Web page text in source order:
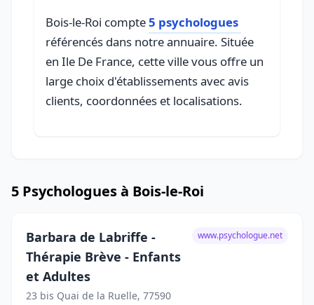
Bois-le-Roi compte5 psychologues
référencés dans notre annuaire. Située
en Ile De France, cette ville vous offre un
large choix d'établissements avec avis
clients, coordonnées et localisations.
5 Psychologues à Bois-le-Roi
Barbara de Labriffe -
Thérapie Brève - Enfants
et Adultes
23 bis Quai de la Ruelle, 77590
www.psychologue.net